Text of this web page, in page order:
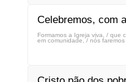
Celebremos, com
Formamos a Igreja viva, / que
em comunidade, / nós